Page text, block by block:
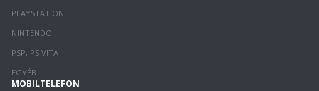
PLAYSTATION
NINTENDO
PSP, PS VITA
EGYÉB
MOBILTELEFON